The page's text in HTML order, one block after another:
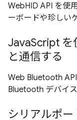
WebHID API を使
ーボードや珍しい
JavaScript を
と通信する
Web Bluetooth
Bluetooth デバイ
シリアルポ